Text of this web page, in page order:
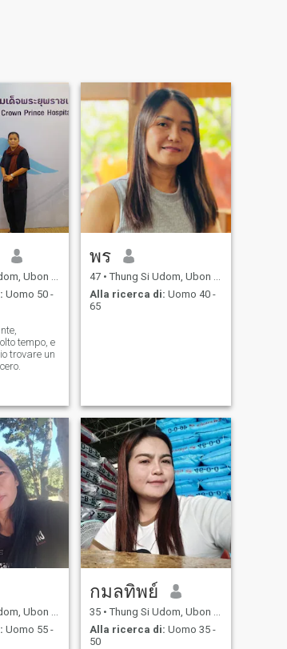
Thailandia
Uomo 50 -
tempo, e
trovare un
พร
47 • Thung Si Udom, Ubon Ratchathani, Thailandia
Alla ricerca di: Uomo 40 -
65
Thailandia
Uomo 55 -
กมลทิพย์
35 • Thung Si Udom, Ubon Ratchathani, Thailandia
Alla ricerca di: Uomo 35 -
50